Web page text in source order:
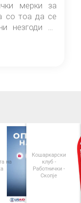
мерки за
со тоа да се
незгоди на
Кошаркарски
клуб -
Работнички -
Општина